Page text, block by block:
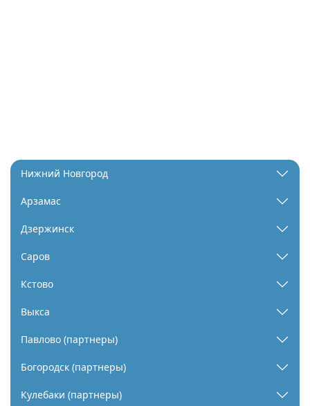
Нижний Новгород
Арзамас
Дзержинск
Саров
Кстово
Выкса
Павлово (партнеры)
Богородск (партнеры)
Кулебаки (партнеры)